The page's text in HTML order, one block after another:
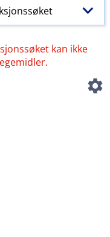
kan ikke